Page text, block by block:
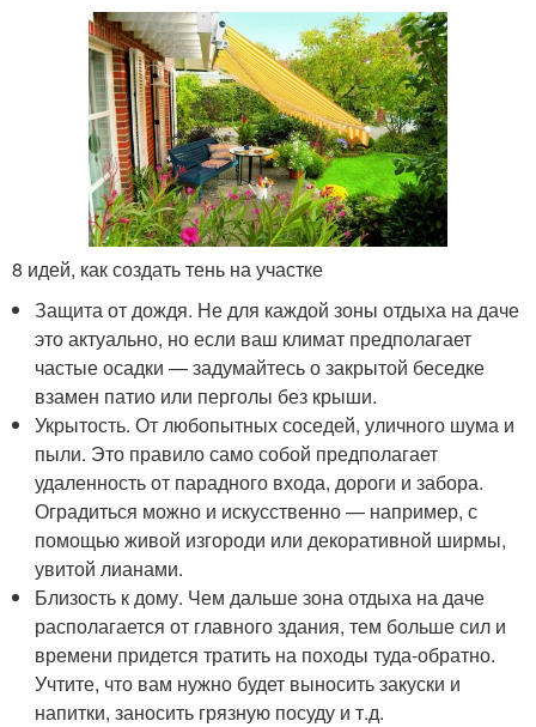
8 идей, как создать тень на участке
Защита от дождя. Не для каждой зоны отдыха на даче
это актуально, но если ваш климат предполагает
частые осадки — задумайтесь о закрытой беседке
взамен патио или перголы без крыши.
Укрытость. От любопытных соседей, уличного шума и
пыли. Это правило само собой предполагает
удаленность от парадного входа, дороги и забора.
Оградиться можно и искусственно — например, с
помощью живой изгороди или декоративной ширмы,
увитой лианами.
Близость к дому. Чем дальше зона отдыха на даче
располагается от главного здания, тем больше сил и
времени придется тратить на походы туда-обратно.
Учтите, что вам нужно будет выносить закуски и
напитки, заносить грязную посуду и т.д.